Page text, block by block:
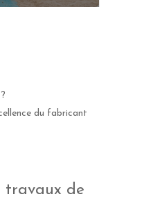
du fabricant
travaux de